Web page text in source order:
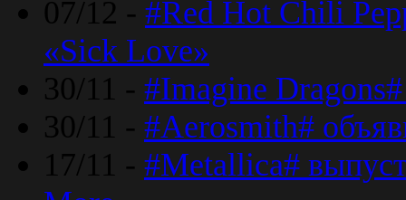
07/12 - #Red Hot Chili
«Sick Love»
30/11 - #Imagine
30/11 - #Aerosmith#
17/11 - #Metallica#